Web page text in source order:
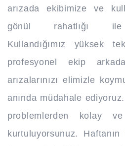
arızada ekibimize ve
gönül rahatlığı ile
Kullandığımız yüksek
profesyonel ekip
arızalarınızı elimizle
anında müdahale
problemlerden kolay
kurtuluyorsunuz.